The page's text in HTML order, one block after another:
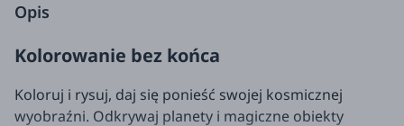
Opis
Kolorowanie bez końca
Koloruj i rysuj, daj się ponieść swojej kosmicznej
wyobraźni. Odkrywaj planety i magiczne obiekty